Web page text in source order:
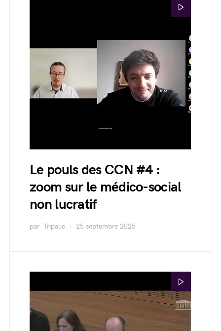
Le pouls des CCN #4 :
zoom sur le médico-social
non lucratif
par Tripalio 25 septembre 2025